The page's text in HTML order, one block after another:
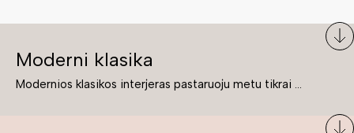
Moderni klasika
Modernios klasikos interjeras pastaruoju metu tikrai yra „ant bangos“. Tie, kurie nenori pernelyg nutolti nuo klasikos, bet drauge žavisi šiuolaikiškais sprendimais, su malonumu savo namuose kuria klasikos ir modernaus interjero tandemą – elegantišką, subtilų ir žavingą.